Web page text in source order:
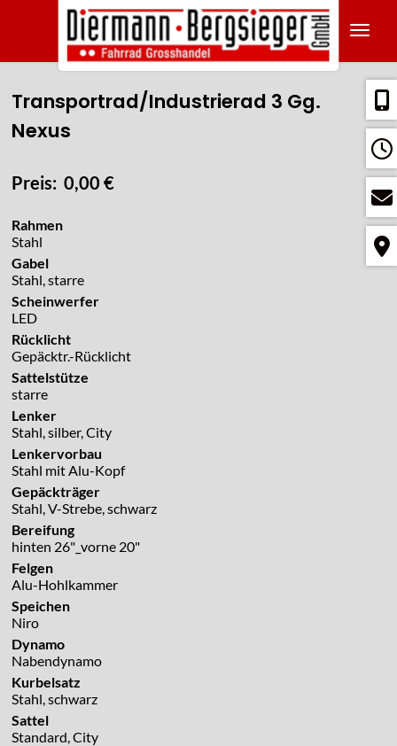
Transportrad/Industrierad 3 Gg.
Nexus
Preis: 0,00 €
Rahmen
Stahl
Gabel
Stahl, starre
Scheinwerfer
LED
Rücklicht
Gepäcktr.-Rücklicht
Sattelstütze
starre
Lenker
Stahl, silber, City
Lenkervorbau
Stahl mit Alu-Kopf
Gepäckträger
Stahl, V-Strebe, schwarz
Bereifung
hinten 26"_vorne 20"
Felgen
Alu-Hohlkammer
Speichen
Niro
Dynamo
Nabendynamo
Kurbelsatz
Stahl, schwarz
Sattel
Standard, City